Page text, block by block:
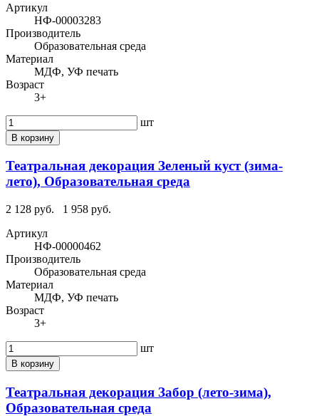
Артикул
НФ-00003283
Производитель
Образовательная среда
Материал
МДФ, УФ печать
Возраст
3+
шт
В корзину
Театральная декорация Зеленый куст (зима-
лето), Образовательная среда
2 128 руб.
1 958 руб.
Артикул
НФ-00000462
Производитель
Образовательная среда
Материал
МДФ, УФ печать
Возраст
3+
шт
В корзину
Театральная декорация Забор (лето-зима),
Образовательная среда